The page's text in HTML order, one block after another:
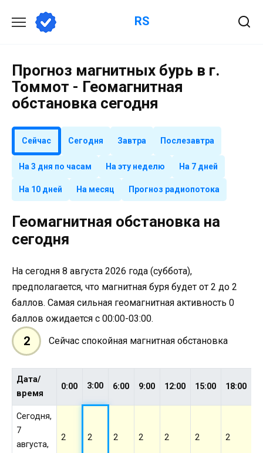
содержанию
RS
Прогноз магнитных бурь в г.
Томмот - Геомагнитная
обстановка сегодня
Сейчас Сегодня Завтра Послезавтра
На 3 дня по часам На эту неделю На 7 дней
На 10 дней На месяц Прогноз радиопотока
Геомагнитная обстановка на
сегодня
На сегодня 8 августа 2026 года (суббота),
предполагается, что магнитная буря будет от 2 до 2
баллов. Самая сильная геомагнитная активность 0
баллов ожидается с 00:00-03:00.
2 Сейчас спокойная магнитная обстановка
Дата/
время
0:00 3:00 6:00 9:00 12:00 15:00 18:00
Сегодня,
7
августа,
2 2 2 2 2 2 2